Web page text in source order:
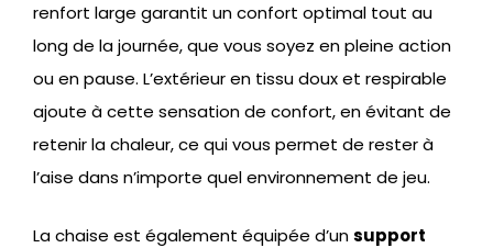
renfort large garantit un confort optimal tout au
long de la journée, que vous soyez en pleine action
ou en pause. L’extérieur en tissu doux et respirable
ajoute à cette sensation de confort, en évitant de
retenir la chaleur, ce qui vous permet de rester à
l’aise dans n’importe quel environnement de jeu.
La chaise est également équipée d’unsupport